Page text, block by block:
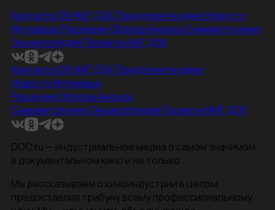
КонтактыОб НМГ ДОКПредложите идеюНовости
ИнтервьюРецензииОбзорыАнонсыСнимается кино
ЭнциклопедияПроекты НМГ ДОК
КонтактыОб НМГ ДОКПредложите идею
НовостиИнтервью
РецензииОбзорыАнонсы
Снимается кино ЭнциклопедияПроекты НМГ ДОК
DOC.ru — индустриальное медиа о самом значимом
в документальном кино и не только.
Мы рассказываем о киноиндустрии в целом,
предоставляя трибуну всему профессиональному